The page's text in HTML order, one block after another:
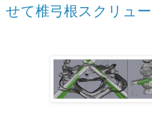
せて椎弓根スクリュ